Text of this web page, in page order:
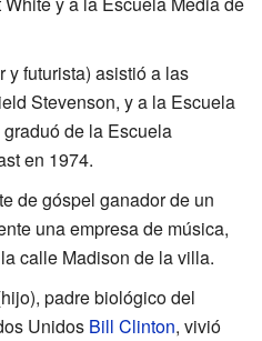
y futurista) asistió a las
Stevenson, y a la Escuela
de la Escuela
en 1974.
de góspel ganador de un
una empresa de música,
calle Madison de la villa.
padre biológico del
Unidos Bill Clinton, vivió